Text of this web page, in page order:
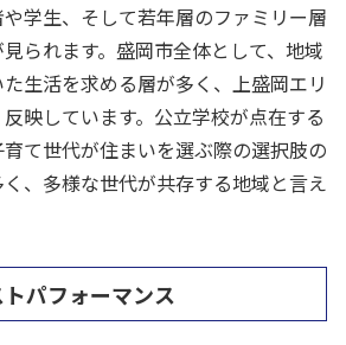
学生、そして若年層のファミリー層
られます。盛岡市全体として、地域
生活を求める層が多く、上盛岡エリ
映しています。公立学校が点在する
て世代が住まいを選ぶ際の選択肢の
、多様な世代が共存する地域と言え
パフォーマンス